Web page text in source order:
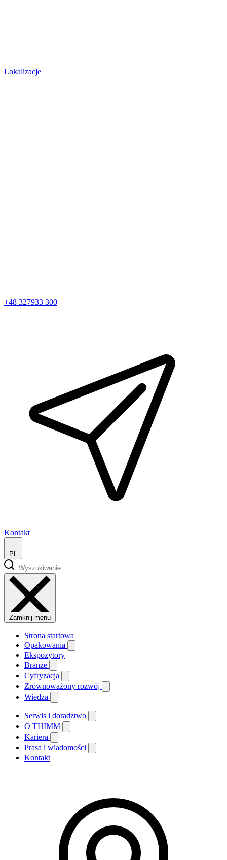
Lokalizacje
+48 327933 300
Kontakt
PL
Zamknij menu
Strona startowa
Opakowania
Ekspozytory
Branże
Cyfryzacja
Zrównoważony rozwój
Wiedza
Serwis i doradztwo
O THIMM
Kariera
Prasa i wiadomości
Kontakt